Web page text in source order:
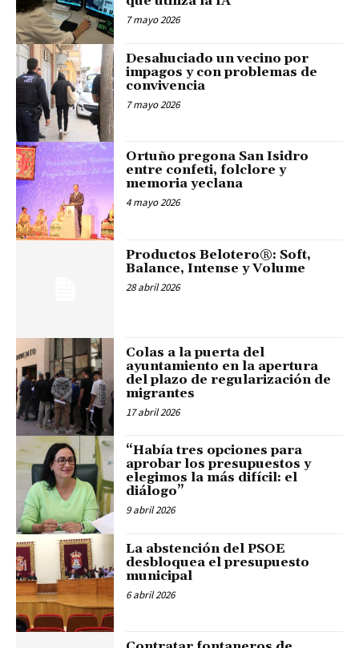
7 mayo 2026
Desahuciado un vecino por
impagos y con problemas de
convivencia
7 mayo 2026
Ortuño pregona San Isidro
entre confeti, folclore y
memoria yeclana
4 mayo 2026
Productos Belotero®: Soft,
Balance, Intense y Volume
28 abril 2026
Colas a la puerta del
ayuntamiento en la apertura
del plazo de regularización de
migrantes
17 abril 2026
“Había tres opciones para
aprobar los presupuestos y
elegimos la más difícil: el
diálogo”
9 abril 2026
La abstención del PSOE
desbloquea el presupuesto
municipal
6 abril 2026